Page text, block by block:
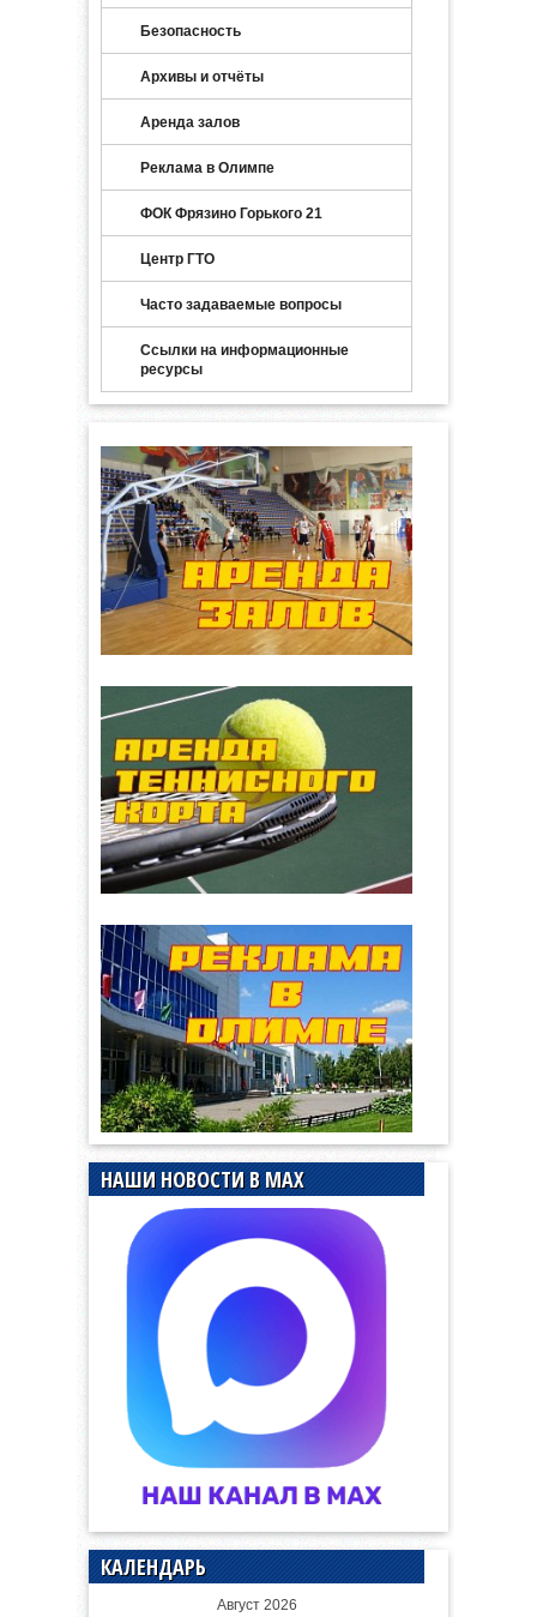
Безопасность
Архивы и отчёты
Аренда залов
Реклама в Олимпе
ФОК Фрязино Горького 21
Центр ГТО
Часто задаваемые вопросы
Ссылки на информационные
ресурсы
НАШИ НОВОСТИ В MAX
КАЛЕНДАРЬ
Август 2026